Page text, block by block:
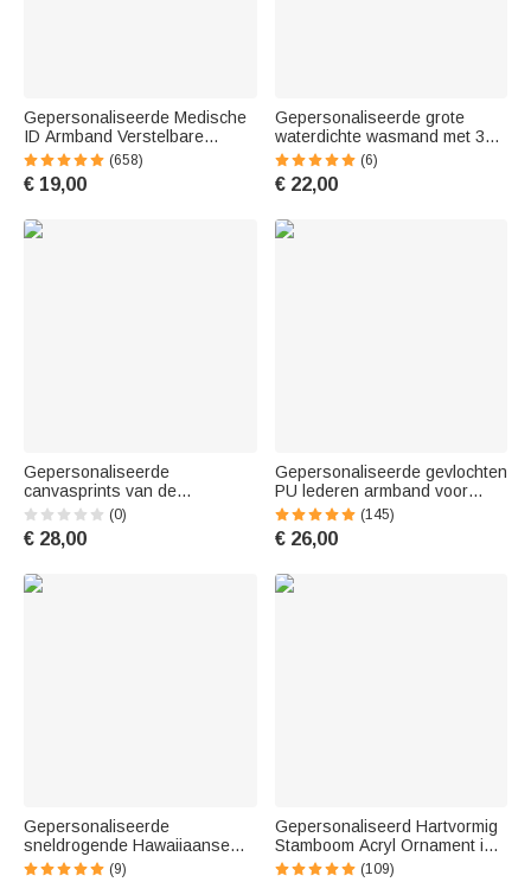
Gepersonaliseerde Medische
ID Armband Verstelbare
Siliconen Waterdichte
Armband met Roestvrijstalen
Naamlabel Cadeau voor
(658)
€ 19,00
Gepersonaliseerde grote
waterdichte wasmand met 3D-
gehaakte look naam en
handvat - verjaardagscadeau
voor breiliefhebbers
(6)
€ 22,00
Gepersonaliseerde
canvasprints van de
stamboom met 1 tot 13 namen
– Woonaccessoires
Verjaardagscadeau voor opa
(0)
€ 28,00
Gepersonaliseerde gevlochten
PU lederen armband voor
mannen met 1-8 gegraveerde
naam kralen familienaam
Vaderdag verjaardagscadeau
(145)
€ 26,00
Gepersonaliseerde
sneldrogende Hawaiiaanse
tropische zwemshort met foto
(9)
Gepersonaliseerd Hartvormig
Stamboom Acryl Ornament in
Olieverf-look met 2-20 Namen
(109)